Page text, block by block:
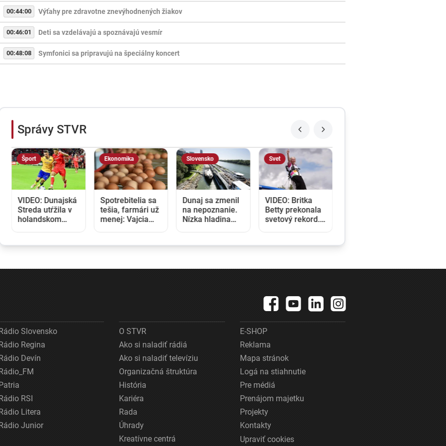
00:44:00 Výťahy pre zdravotne znevýhodnených žiakov
00:46:01 Deti sa vzdelávajú a spoznávajú vesmír
00:48:08 Symfonici sa pripravujú na špeciálny koncert
Správy STVR
Šport
VIDEO: Dunajská
Streda utŕžila v
holandskom
odvete sa bude
nemožné
Ekonomika
Spotrebitelia sa
tešia, farmári už
menej: Vajcia
minimum
Slovensko
Dunaj sa zmenil
na nepoznanie.
Nízka hladina
na prepravu
Svet
VIDEO: Britka
Betty prekonala
svetový rekord.
ženou, ktorá
lietadla
Slovensko
Regina
Devín
RSI
Litera
Junior
O STVR
Ako si naladiť rádiá
Ako si naladiť televíziu
Organizačná štruktúra
História
Kariéra
Rada
Úhrady
Kreatívne centrá
E-SHOP
Reklama
Mapa stránok
Logá na stiahnutie
Pre médiá
Prenájom majetku
Projekty
Kontakty
Upraviť cookies